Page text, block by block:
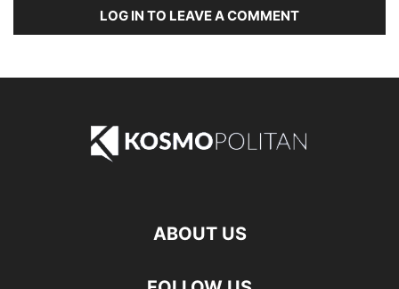
LOG IN TO LEAVE A COMMENT
ABOUT US